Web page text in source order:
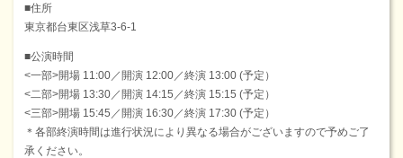
■住所
東京都台東区浅草3-6-1
■公演時間
<一部>開場 11:00／開演 12:00／終演 13:00 (予定）
<二部>開場 13:30／開演 14:15／終演 15:15 (予定）
<三部>開場 15:45／開演 16:30／終演 17:30 (予定）
＊各部終演時間は進行状況により異なる場合がございますので予めご了
承ください。